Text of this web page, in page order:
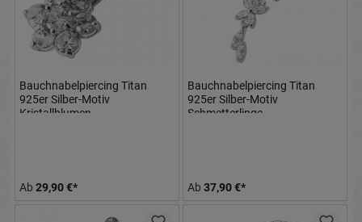
Bauchnabelpiercing Titan
925er Silber-Motiv
Kristallblumen
Ab 29,90 €*
Bauchnabelpiercing Titan
925er Silber-Motiv
Schmetterlinge
Ab 37,90 €*